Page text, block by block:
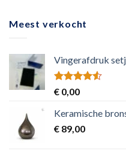
Meest verkocht
Vingerafdruk
Rated
4.50
of 5
€ 0,00
Keramische
€ 89,00